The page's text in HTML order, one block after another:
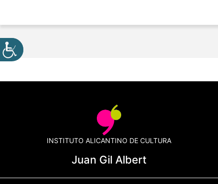
INSTITUTO ALICANTINO DE CULTURA
Juan Gil Albert